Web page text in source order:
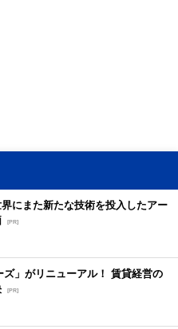
界にまた新たな技術を投入したアー
[PR]
ズ」がリニューアル！ 賃貸経営の
[PR]